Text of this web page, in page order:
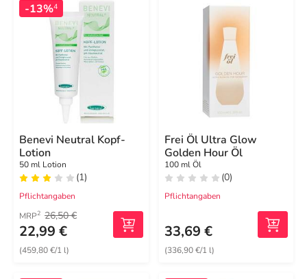
-13%4
Benevi Neutral Kopf-
Lotion
50 ml Lotion
(1)
Pflichtangaben
MRP2 26,50 €
22,99 €
(459,80 €/1 l)
Frei Öl Ultra Glow
Golden Hour Öl
100 ml Öl
(0)
Pflichtangaben
33,69 €
(336,90 €/1 l)